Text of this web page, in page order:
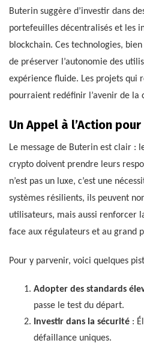
Buterin suggère d’investir dans
portefeuilles décentralisés et les
blockchain. Ces technologies,
de préserver l’autonomie des
expérience fluide. Les projets qui
pourraient redéfinir l’avenir de la
Un Appel à l’Action
Le message de Buterin est clair :
crypto doivent prendre leurs
n’est pas un luxe, c’est une
systèmes résilients, ils peuvent
utilisateurs, mais aussi renforcer
face aux régulateurs et au grand
Pour y parvenir, voici quelques
Adopter des standards
passe le test du départ.
Investir dans la sécurité:
défaillance uniques.